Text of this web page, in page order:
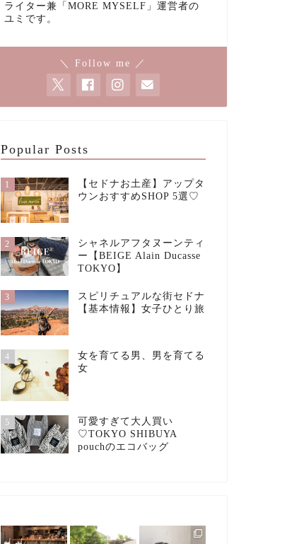
ライター兼「MORE MYSELF」運営者の
ユミです。
＼ Follow me ／
Popular Posts
1
【セドナお土産】アップタ
ウンおすすめSHOP 5選♡
2
シャネルアフタヌーンティ
ー【BEIGE Alain Ducasse
TOKYO】
3
スピリチュアルな街セドナ
【基本情報】女子ひとり旅
4
女を育てる男、男を育てる
女
5
可愛すぎて大人買い
♡TOKYO SHIBUYA
pouchのエコバッグ